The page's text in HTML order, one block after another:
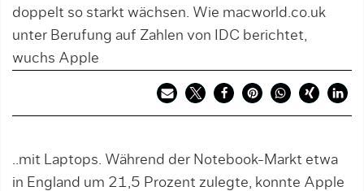
doppelt so starkt wächsen. Wie macworld.co.uk
unter Berufung auf Zahlen von IDC berichtet,
wuchs Apple
..mit Laptops. Während der Notebook-Markt etwa
in England um 21,5 Prozent zulegte, konnte Apple